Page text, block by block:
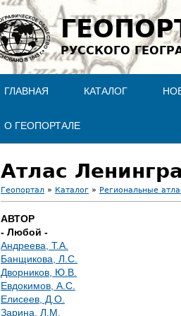
РУССКОГО
ГЛАВНАЯ КАТАЛОГ
О ГЕОПОРТАЛЕ
Атлас
В
ы
з
д
Геопортал » Каталог » Региональные
АВТОР
- Любой -
Андреева, Т.А.
Банщикова, Л.С.
Дворников, Ю.В.
Евдокимов, А.С.
Елисеев, Д.О.
Зарина, Л.М.